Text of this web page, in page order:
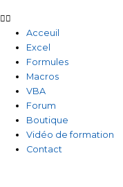
Acceuil
Excel
Formules
Macros
VBA
Forum
Boutique
Vidéo de formation
Contact